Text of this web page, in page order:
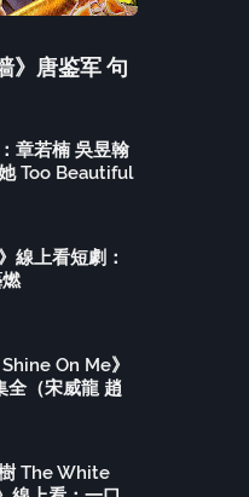
》唐鉴军 句
章若楠 吳昱翰
她 Too Beautiful
線上看短劇：
Shine On Me》
全（宋威龍 趙
樹 The White